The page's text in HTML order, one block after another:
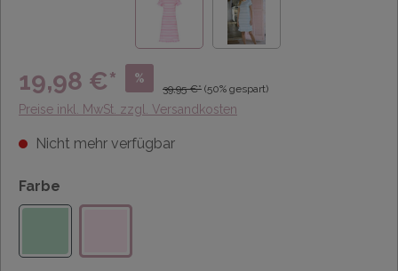
19,98 €* %
39,95 €* (50% gespart)
Preise inkl. MwSt. zzgl. Versandkosten
Nicht mehr verfügbar
Farbe